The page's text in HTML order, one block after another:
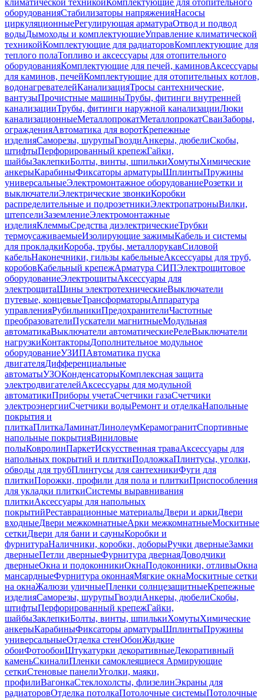
климатической техникойКомплектующие для отопительного
оборудованияСтабилизаторы напряженияНасосы
циркуляционныеРегулирующая арматураОтвод и подвод
водыДымоходы и комплектующиеУправление климатической
техникойКомплектующие для радиаторовКомплектующие для
теплого полаТопливо и аксессуары для отопительного
оборудованияКомплектующие для печей, каминовАксессуары
для каминов, печейКомплектующие для отопительных котлов,
водонагревателейКанализацияТросы сантехнические,
вантузыПрочистные машиныТрубы, фитинги внутренней
канализацииТрубы, фитинги наружной канализацииЛюки
канализационныеМеталлопрокатМеталлопрокатСваиЗаборы,
огражденияАвтоматика для воротКрепежные
изделияСаморезы, шурупыГвоздиАнкеры, дюбелиСкобы,
штифтыПерфорированный крепежГайки,
шайбыЗаклепкиБолты, винты, шпилькиХомутыХимические
анкерыКарабиныФиксаторы арматурыШплинтыПружины
универсальныеЭлектромонтажное оборудованиеРозетки и
выключателиЭлектрические звонкиКоробки
распределительные и подрозетникиЭлектропатроныВилки,
штепселиЗаземлениеЭлектромонтажные
изделияКлеммыСредства диэлектрическиеТрубки
термоусаживаемыеИзолирующие зажимыКабель и системы
для прокладкиКороба, трубы, металлорукавСиловой
кабельНаконечники, гильзы кабельныеАксессуары для труб,
коробовКабельный крепежАрматура СИПЭлектрощитовое
оборудованиеЭлектрощитыАксессуары для
электрощитаШины электротехническиеВыключатели
путевые, концевыеТрансформаторыАппаратура
управленияРубильникиПредохранителиЧастотные
преобразователиПускатели магнитныеМодульная
автоматикаВыключатели автоматическиеРелеВыключатели
нагрузкиКонтакторыДополнительное модульное
оборудованиеУЗИПАвтоматика пуска
двигателяДифференциальные
автоматыУЗОКонденсаторыКомплексная защита
электродвигателейАксессуары для модульной
автоматикиПриборы учетаСчетчики газаСчетчики
электроэнергииСчетчики водыРемонт и отделкаНапольные
покрытия и
плиткаПлиткаЛаминатЛинолеумКерамогранитСпортивные
напольные покрытияВиниловые
полыКовролинПаркетИскусственная траваАксессуары для
напольных покрытий и плиткиПодложкаПлинтусы, уголки,
обводы для трубПлинтусы для сантехникиФуги для
плиткиПорожки, профили для пола и плиткиПриспособления
для укладки плиткиСистемы выравнивания
плиткиАксессуары для напольных
покрытийРеставрационные материалыДвери и аркиДвери
входныеДвери межкомнатныеАрки межкомнатныеМоскитные
сеткиДвери для бани и сауныКоробки и
фурнитураНаличники, коробки, доборыРучки дверныеЗамки
дверныеПетли дверныеФурнитура двернаяДоводчики
дверныеОкна и подоконникиОкнаПодоконники, отливыОкна
мансардныеФурнитура оконнаяМягкие окнаМоскитные сетки
на окнаЖалюзи уличныеПленки солнцезащитныеКрепежные
изделияСаморезы, шурупыГвоздиАнкеры, дюбелиСкобы,
штифтыПерфорированный крепежГайки,
шайбыЗаклепкиБолты, винты, шпилькиХомутыХимические
анкерыКарабиныФиксаторы арматурыШплинтыПружины
универсальныеОтделка стенОбоиЖидкие
обоиФотообоиШтукатурки декоративныеДекоративный
каменьСкиналиПленки самоклеящиеся Армирующие
сеткиСтеновые панелиУголки, маяки,
профилиВагонкаСтеклохолсты, флизелинЭкраны для
радиаторовОтделка потолкаПотолочные системыПотолочные